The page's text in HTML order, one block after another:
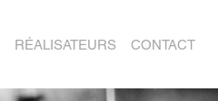
RÉALISATEURS CONTACT